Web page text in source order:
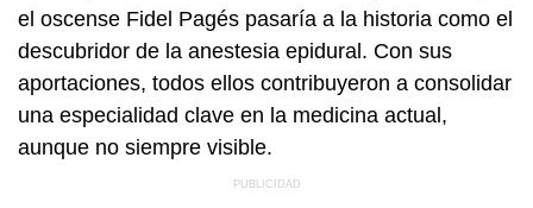
el oscense Fidel Pagés pasaría a la historia como el
descubridor de la anestesia epidural. Con sus
aportaciones, todos ellos contribuyeron a consolidar
una especialidad clave en la medicina actual,
aunque no siempre visible.